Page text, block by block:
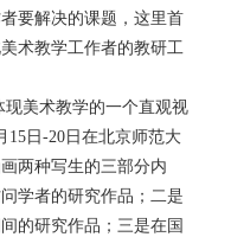
要解决的课题，这里首
术教学工作者的教研工
美术教学的一个直观视
15日-20日在北京师范大
两种写生的三部分内
学者的研究作品；二是
的研究作品；三是在国